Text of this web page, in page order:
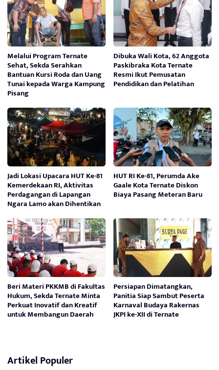
Melalui Program Ternate
Sehat, Sekda Serahkan
Bantuan Kursi Roda dan Uang
Tunai kepada Warga Kampung
Pisang
Dibuka Wali Kota, 62 Anggota
Paskibraka Kota Ternate
Resmi Ikut Pemusatan
Pendidikan dan Pelatihan
Jadi Lokasi Upacara HUT Ke-81
Kemerdekaan RI, Aktivitas
Perdagangan di Lapangan
Ngara Lamo akan Dihentikan
HUT RI Ke-81, Perumda Ake
Gaale Kota Ternate Diskon
Biaya Pasang Meteran Baru
Beri Materi PKKMB di Fakultas
Hukum, Sekda Ternate Minta
Perkuat Inovatif dan Kreatif
untuk Membangun Daerah
Persiapan Dimatangkan,
Panitia Siap Sambut Peserta
Karnaval Budaya Rakernas
JKPI ke-XII di Ternate
Artikel Populer